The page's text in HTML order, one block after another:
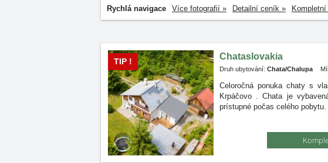
Rychlá navigace Více fotografií » Detailní ceník »
Chataslovakia
TIP !
Druh ubytování: Chata/Chalupa
Celoročná ponuka chaty s
Krpáčovo . Chata je
prístupné počas celého